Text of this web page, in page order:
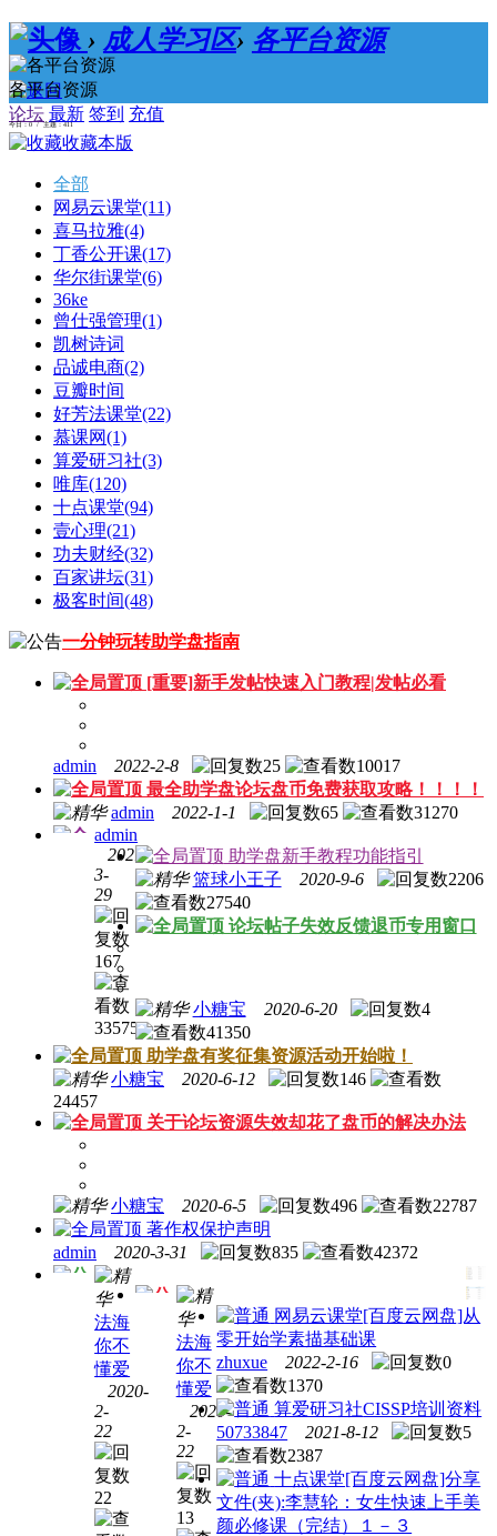
› 成人学习区› 各平台资源
论坛 最新 签到 充值
各平台资源
今日：0 / 主题：411
收藏本版
全部
网易云课堂(11)
喜马拉雅(4)
丁香公开课(17)
华尔街课堂(6)
36ke
曾仕强管理(1)
凯树诗词
品诚电商(2)
豆瓣时间
好芳法课堂(22)
慕课网(1)
算爱研习社(3)
唯库(120)
十点课堂(94)
壹心理(21)
功夫财经(32)
百家讲坛(31)
极客时间(48)
一分钟玩转助学盘指南
[重要]新手发帖快速入门教程|发帖必看
admin 2022-2-8 25
10017
最全助学盘论坛盘币免费获取攻略！！！！
admin
2022-1-1 65 31270
admin
2021-
3-
29
167
33575
助学盘新手教程功能指引
篮球小王子
2020-9-6
2206
27540
论坛帖子失效反馈退币专用窗口
小糖宝 2020-6-20
4
41350
助学盘有奖征集资源活动开始啦！
小糖宝
2020-6-12
146
24457
关于论坛资源失效却花了盘币的解决办法
小糖宝 2020-6-5 496
22787
著作权保护声明
admin
2020-3-31 835 42372
[86.7G]
法海
你不
懂爱
2020-
2-
22
22
讲坛
[13.67G]
法海
你不
懂爱
2020-
2-
22
13
网易云课堂[百度云网盘]从
零开始学素描基础课
zhuxue
2022-2-16
0
1370
算爱研习社CISSP培训资料
50733847
2021-8-12
5
2387
十点课堂[百度云网盘]分享
文件(夹):李慧轮：女生快速上手美
颜必修课（完结）１－３